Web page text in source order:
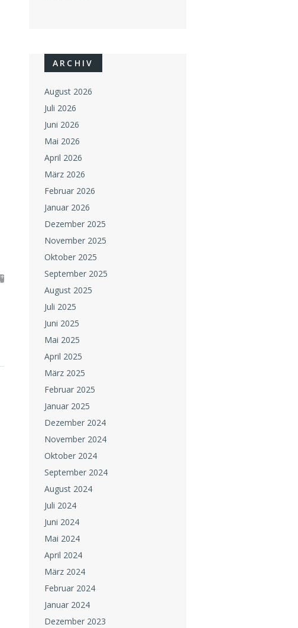
ARCHIV
August 2026
Juli 2026
Juni 2026
Mai 2026
April 2026
März 2026
Februar 2026
Januar 2026
Dezember 2025
November 2025
Oktober 2025
September 2025
August 2025
Juli 2025
Juni 2025
Mai 2025
April 2025
März 2025
Februar 2025
Januar 2025
Dezember 2024
November 2024
Oktober 2024
September 2024
August 2024
Juli 2024
Juni 2024
Mai 2024
April 2024
März 2024
Februar 2024
Januar 2024
Dezember 2023